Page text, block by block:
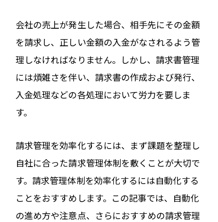
会社の売上が発生した場合、相手先にその金額
を請求し、正しい金額の入金がなされるよう管
理しなければなりません。しかし、請求書管理
には煩雑さを伴い、請求書の作成および発行、
入金処理などの各処理において労力を要しま
す。
請求管理を効率化するには、まず課題を整理し
自社に合った請求管理体制を敷くことが大切で
す。請求管理体制を効率化するには自動化する
ことをおすすめします。この記事では、自動化
の進め方や注意点、さらにおすすめの請求管理